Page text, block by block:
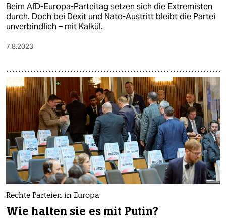
Beim AfD-Europa-Parteitag setzen sich die Extremisten
durch. Doch bei Dexit und Nato-Austritt bleibt die Partei
unverbindlich – mit Kalkül.
7.8.2023
Rechte Parteien in Europa
Wie halten sie es mit Putin?